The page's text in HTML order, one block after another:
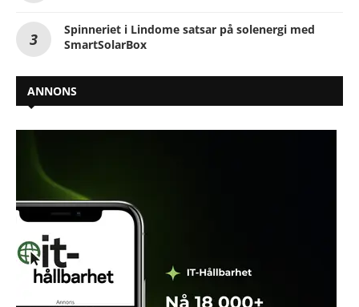
Spinneriet i Lindome satsar på solenergi med
SmartSolarBox
ANNONS